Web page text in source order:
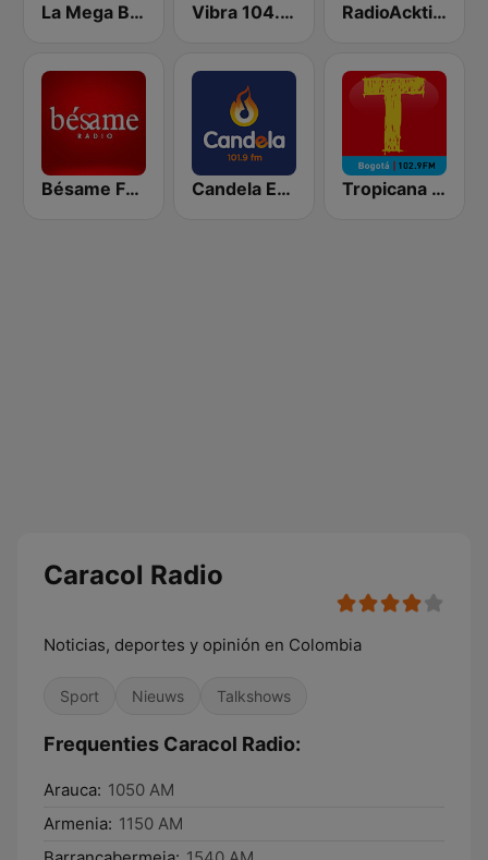
La Mega Bogotá Vibra 104.9 FM RadioAcktiva Bogotá
Bésame FM Bogotá Candela Estereo 101.9 FM Tropicana Bogotá
Caracol Radio
Noticias, deportes y opinión en Colombia
Sport Nieuws Talkshows
Frequenties Caracol Radio:
Arauca: 1050 AM
Armenia: 1150 AM